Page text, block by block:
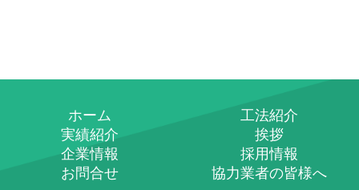
ホーム
工法紹介
実績紹介
挨拶
企業情報
採用情報
お問合せ
協力業者の皆様へ